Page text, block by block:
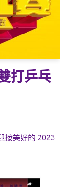
打乒乓
接美好的 2023